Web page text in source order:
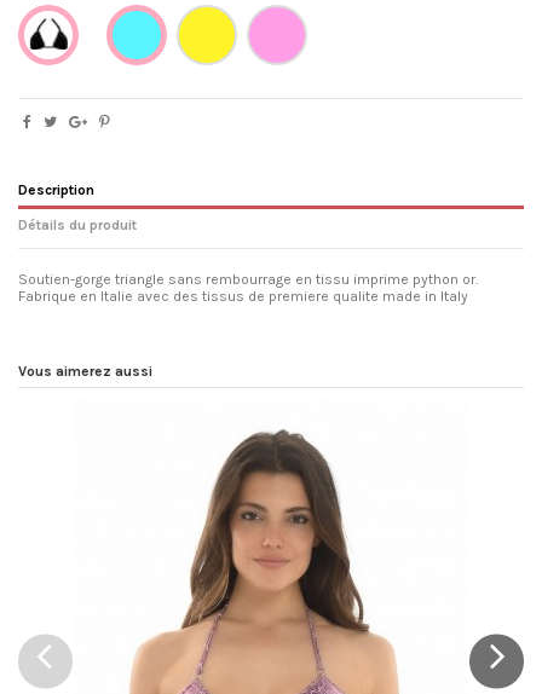
40x60cm
AZZURRO
Giallo Rosa
Description
Détails du produit
Soutien-gorge triangle sans rembourrage en tissu imprime python or.
Fabrique en Italie avec des tissus de premiere qualite made in Italy
Compositions
80% Polyester- 20% Elastan
Laver à l'eau froide avec un détergent
doux, sécher loin des sources
directes de chaleur, ne pas frotter
vigoureusement.
nous vous recommandons d'acheter
une taille plus grande que la vôtre.
80% Polyester 20% Elastane
Vous aimerez aussi